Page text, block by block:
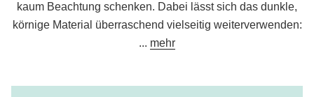
kaum Beachtung schenken. Dabei lässt sich das dunkle,
körnige Material überraschend vielseitig weiterverwenden:
... mehr